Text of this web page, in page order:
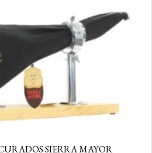
SIERRA MAYOR